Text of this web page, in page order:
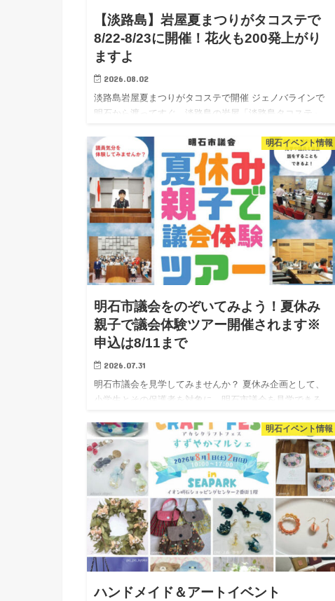
【淡路島】岩屋夏まつりがタコステで
8/22-8/23に開催！花火も200発上がり
ますよ
2026.08.02
淡路島岩屋夏まつりがタコステで開催 ジェノバラインで
明石から渡ってすぐ、淡路島の岩屋「淡路島タコステ」
（土）・23日（日）の2日間「第5回 淡路島岩屋夏まつ
り」が開催さ…
明石イベント情報
明石市議会をのぞいてみよう！夏休み
親子で議会体験ツアー開催されます※
申込は8/11まで
2026.07.31
明石市議会を見学してみませんか？ 夏休み企画として、
小学生とその保護者を対象に、明石市議会を見学できる
は、模擬本会議のシナリオ体験や議会棟内の施設を見学
するツアー、クイ…
明石イベント情報
ハンドメイド＆アートイベント